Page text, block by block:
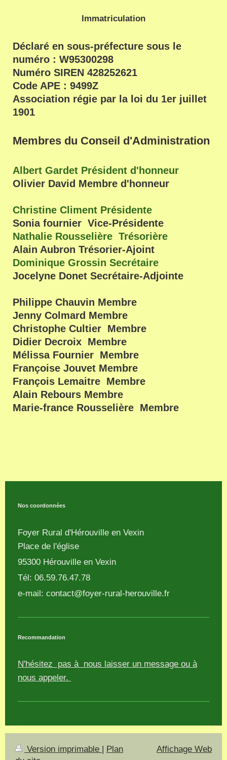
Immatriculation
Déclaré en sous-préfecture sous le
numéro : W95300298
Numéro SIREN 428252621
Code APE : 9499Z
Association régie par la loi du 1er juillet
1901
Membres du Conseil d'Administration
Albert Gardet Président d'honneur
Olivier David Membre d'honneur
Christine Climent Présidente
Sonia fournier Vice-Présidente
Nathalie Rousselière Trésorière
Alain Aubron Trésorier-Ajoint
Dominique Grossin Secrétaire
Jocelyne Donet Secrétaire-Adjointe
Philippe Chauvin Membre
Jenny Colmard Membre
Christophe Cultier Membre
Didier Decroix Membre
Mélissa Fournier Membre
Françoise Jouvet Membre
François Lemaitre Membre
Alain Rebours Membre
Marie-france Rousselière Membre
Nos coordonnées
Foyer Rural d'Hérouville en Vexin
Place de l'église
95300 Hérouville en Vexin
Tél: 06.59.76.47.78
e-mail: contact@foyer-rural-herouville.fr
Recommandation
N'hésitez pas à nous laisser un message ou à
nous appeler.
Version imprimable | Plan
Affichage Web